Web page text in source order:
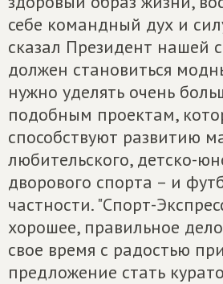
себе командный дух и
сказал Президент нашей
должен становиться
нужно уделять очень
подобным проектам,
способствуют развитию
любительского, детско-
дворового спорта – и
частности. "Спорт-
хорошее, правильное
свое время с радостью
предложение стать